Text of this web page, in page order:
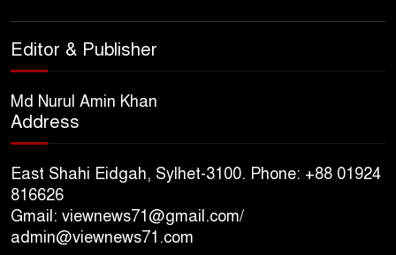
সিলেট মেট্রোপলিটন পুলিশ
শহীদদের প্রতি গভীর শ্রদ্ধা নিবেদন করেন
মামলায় এক বছরের সাজা
‘সমন্বিত উদ্যোগেই গড়ে উঠবে
আধুনিক সিলেট’ – বাণিজ্যমন্ত্রী
Editor & Publisher
Md Nurul Amin Khan
Address
East Shahi Eidgah, Sylhet-3100. Phone: +88 01924
816626
Gmail: viewnews71@gmail.com/
admin@viewnews71.com